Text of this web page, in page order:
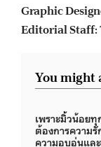
Graphic
Editorial
You might
เพราะมิ้วน้อยทุ
ต้องการความ
ความอบอุ่นแล